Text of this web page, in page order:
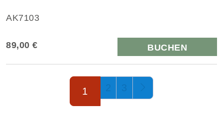
AK7103
89,00 € BUCHEN
1 2 3